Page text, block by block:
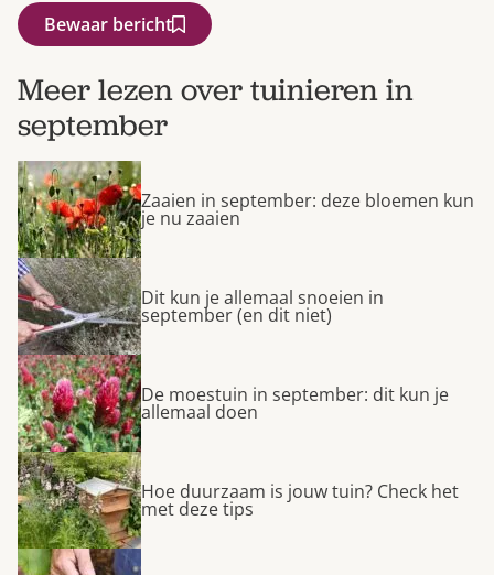
Bewaar bericht
Meer lezen over tuinieren in
september
Zaaien in september: deze bloemen kun
je nu zaaien
Dit kun je allemaal snoeien in
september (en dit niet)
De moestuin in september: dit kun je
allemaal doen
Hoe duurzaam is jouw tuin? Check het
met deze tips